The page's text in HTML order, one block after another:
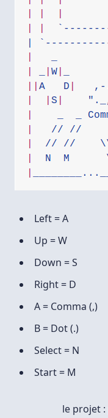
Left = A
Up = W
Down = S
Right = D
A = Comma (,)
B = Dot (.)
Select = N
Start = M
le projet :